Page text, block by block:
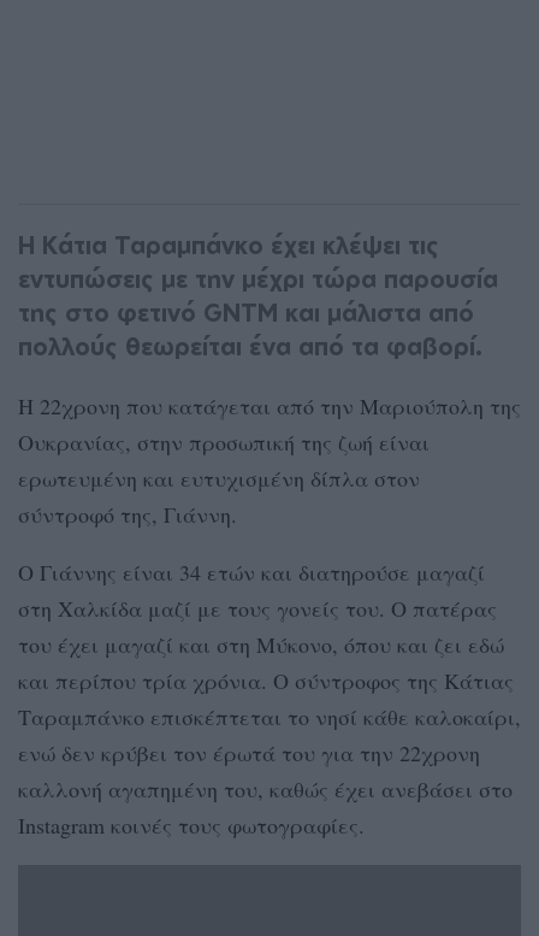
Η Κάτια Ταραμπάνκο έχει κλέψει τις
εντυπώσεις με την μέχρι τώρα παρουσία
της στο φετινό GNTM και μάλιστα από
πολλούς θεωρείται ένα από τα φαβορί.
Η 22χρονη που κατάγεται από την Μαριούπολη της
Ουκρανίας, στην προσωπική της ζωή είναι
ερωτευμένη και ευτυχισμένη δίπλα στον
σύντροφό της, Γιάννη.
Ο Γιάννης είναι 34 ετών και διατηρούσε μαγαζί
στη Χαλκίδα μαζί με τους γονείς του. Ο πατέρας
του έχει μαγαζί και στη Μύκονο, όπου και ζει εδώ
και περίπου τρία χρόνια. Ο σύντροφος της Κάτιας
Ταραμπάνκο επισκέπτεται το νησί κάθε καλοκαίρι,
ενώ δεν κρύβει τον έρωτά του για την 22χρονη
καλλονή αγαπημένη του, καθώς έχει ανεβάσει στο
Instagram κοινές τους φωτογραφίες.